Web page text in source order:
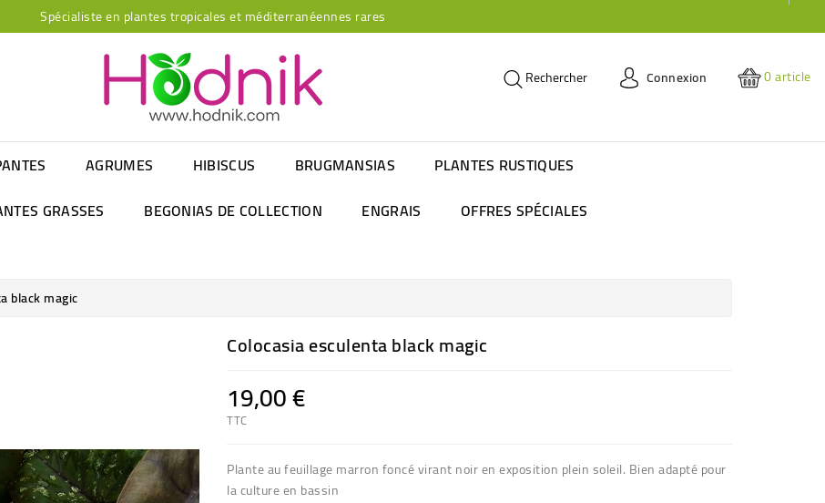
Spécialiste en plantes tropicales et méditerranéennes rares
Rechercher Connexion 0article
AGRUMES HIBISCUS BRUGMANSIAS
PLANTES RUSTIQUES
GRASSES BEGONIAS DE COLLECTION ENGRAIS
OFFRES SPÉCIALES
black magic
Colocasia esculenta black magic
19,00 €
TTC
Plante au feuillage marron foncé virant noir en exposition plein soleil. Bien adapté pour
la culture en bassin